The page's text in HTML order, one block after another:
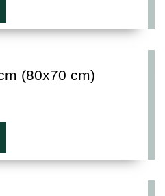
(80x70 cm)